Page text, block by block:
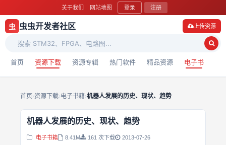
关于我们 网站地图 登录 注册
虫 虫虫开发者社区
首页 资源下载 资源专辑 热门软件 精品资源 电子书
上传资源
首页›资源下载›电子书籍›机器人发展的历史、现状、趋势
机器人发展的历史、现状、趋势
电子书籍 8.41M 161 次下载 2013-07-26